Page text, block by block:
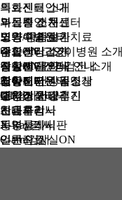
의료센터 소개
의료진 소개
병원 미리보기
주요장비 소개
진료시간 안내
찾아오시는 길
주차장 안내
특화진료안내
부신종양 치료
노령/중증질환치료
과목별 전문센터
외과수술센터
내과센터
종양센터
재활센터
내시경클리닉
치과클리닉
피부클리닉
일반진료
고양이병원
잠실ON 고양이병원 소개
질환별 클리닉 안내
고양이병원 동영상
고양이 치료후기
종합건강검진
잠실ON 건강검진 소개
강아지 건강검진
고양이 건강검진
안내사항
영상진단센터
영상진단센터 소개
CT검사
초음파검사
X-Ray검사
C-arm검사
커뮤니티
병원소식
진료후기
동영상게시판
언론속 잠실ON